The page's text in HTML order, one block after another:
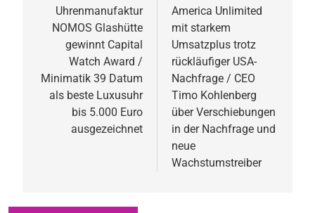
Uhrenmanufaktur
NOMOS Glashütte
gewinnt Capital
Watch Award /
Minimatik 39 Datum
als beste Luxusuhr
bis 5.000 Euro
ausgezeichnet
America Unlimited
mit starkem
Umsatzplus trotz
rückläufiger USA-
Nachfrage / CEO
Timo Kohlenberg
über Verschiebungen
in der Nachfrage und
neue
Wachstumstreiber